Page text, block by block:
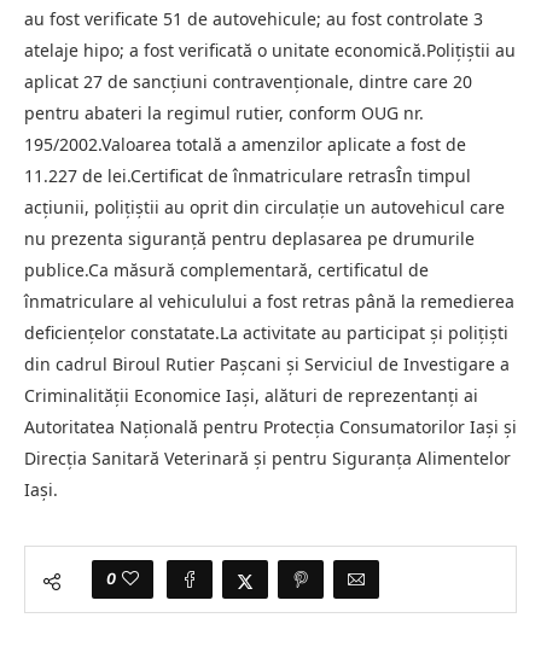
au fost verificate 51 de autovehicule; au fost controlate 3
atelaje hipo; a fost verificată o unitate economică.Polițiștii au
aplicat 27 de sancțiuni contravenționale, dintre care 20
pentru abateri la regimul rutier, conform OUG nr.
195/2002.Valoarea totală a amenzilor aplicate a fost de
11.227 de lei.Certificat de înmatriculare retrasÎn timpul
acțiunii, polițiștii au oprit din circulație un autovehicul care
nu prezenta siguranță pentru deplasarea pe drumurile
publice.Ca măsură complementară, certificatul de
înmatriculare al vehiculului a fost retras până la remedierea
deficiențelor constatate.La activitate au participat și polițiști
din cadrul Biroul Rutier Pașcani și Serviciul de Investigare a
Criminalității Economice Iași, alături de reprezentanți ai
Autoritatea Națională pentru Protecția Consumatorilor Iași și
Direcția Sanitară Veterinară și pentru Siguranța Alimentelor
Iași.
0